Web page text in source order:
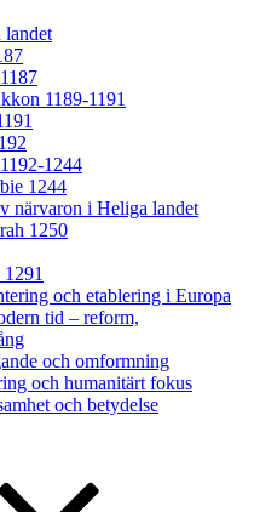
landet
1189-1191
1244
1244
närvaron i Heliga landet
1250
och etablering i Europa
tid – reform,
och omformning
och humanitärt fokus
och betydelse